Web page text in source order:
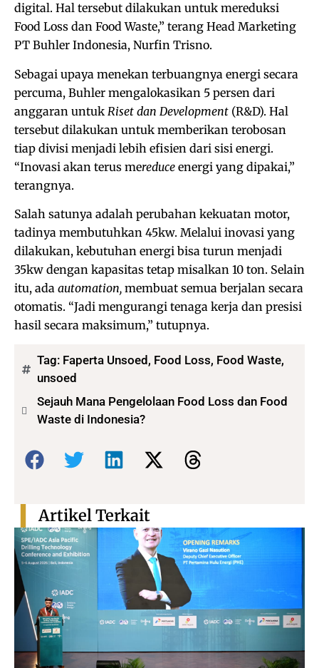
digital. Hal tersebut dilakukan untuk mereduksi
Food Loss dan Food Waste,” terang Head Marketing
PT Buhler Indonesia, Nurfin Trisno.
Sebagai upaya menekan terbuangnya energi secara
percuma, Buhler mengalokasikan 5 persen dari
anggaran untuk Riset dan Development (R&D). Hal
tersebut dilakukan untuk memberikan terobosan
tiap divisi menjadi lebih efisien dari sisi energi.
“Inovasi akan terus mereduce energi yang dipakai,”
terangnya.
Salah satunya adalah perubahan kekuatan motor,
tadinya membutuhkan 45kw. Melalui inovasi yang
dilakukan, kebutuhan energi bisa turun menjadi
35kw dengan kapasitas tetap misalkan 10 ton. Selain
itu, ada automation, membuat semua berjalan secara
otomatis. “Jadi mengurangi tenaga kerja dan presisi
hasil secara maksimum,” tutupnya.
Tag: Faperta Unsoed , Food Loss, Food Waste,
unsoed
Sejauh Mana Pengelolaan Food Loss dan Food
Waste di Indonesia?
Bagikan:
Artikel Terkait